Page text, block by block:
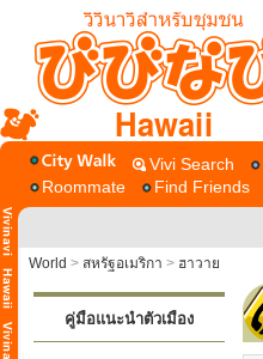
Hawaii
Vivi Search
Roommate
Find Friends
World > สหรัฐอเมริกา > ฮาวาย
คู่มือแนะนำตัวเมือง